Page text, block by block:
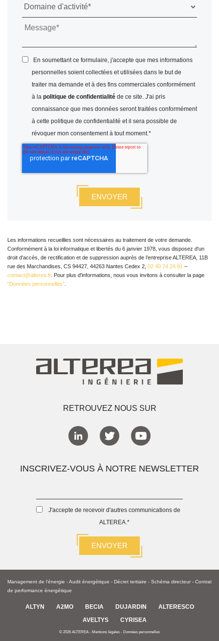
En soumettant ce formulaire, j'accepte que mes informations
personnelles soient collectées et utilisées dans le but de
traiter ma demande et à des fins commerciales conformément
à la politique de confidentialité de ce site. J'ai pris
connaissance que mes données seront traitées conformément
à cette politique de confidentialité et il sera possible de
révoquer mon consentement à tout moment.*
Les informations recueillies sont nécessaires au traitement de votre demande.
Conformément à la loi informatique et libertés du 6 janvier 1978, vous disposez d'un
droit d'accès, de rectification et de suppression auprès de l’entreprise ALTEREA, 11B
rue des Marchandises, CS 94427, 44263 Nantes Cedex 2, 02 40 74 24 81 –
contact@alterea.fr. Pour plus d'informations, nous vous invitons à consulter la page
"Données personnelles"
RETROUVEZ NOUS SUR
INSCRIVEZ-VOUS À NOTRE NEWSLETTER
J'accepte de recevoir d'autres communications de
ALTEREA. *
Management de l'énergie -Audit énergétique - Décret tertiaire - Schéma directeur - Contrat
de performance énergétique
ALTYN A2MO BECIA DUJARDIN
ALTERESCO
AVELTYS
CYRISEA
© 2026 ALTEREA - Mentions légales - Données personnelles